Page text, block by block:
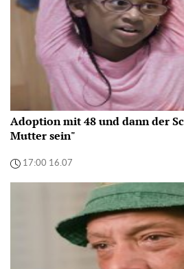
Adoption mit 48 und dann der
Mutter sein"
17:00 16.07